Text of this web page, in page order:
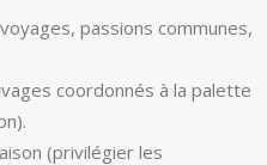
passions communes,
coordonnés à la palette
(privilégier les